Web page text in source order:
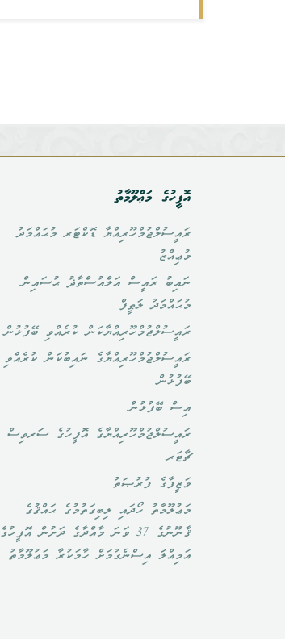
އޮފީހުގެ މަޢްލޫމާތު
ރައީސުލްޖުމްހޫރިއްޔާ ޑޮކްޓަރ މުޙައްމަދު
މުޢިއްޒު
ނައިބު ރައީސް އަލްއުސްތާޛު ޙުސައިން
މުޙައްމަދު ލަޠީފް
ރައީސުލްޖުމްހޫރިއްޔާކަން ކުރެއްވި ބޭފުޅުން
ރައީސުލްޖުމްހޫރިއްޔާގެ ނައިބުކަން ކުރެއްވި
ބޭފުޅުން
އިސް ބޭފުޅުން
ރައީސުލްޖުމްހޫރިއްޔާގެ އޮފީހުގެ ސަރވިސް
ޗާޓަރ
ވަޒީފާގެ ފުރުޞަތު
މަޢުލޫމާތު ހޯދައި ލިބިގަތުމުގެ ޙައްޤުގެ
ޤާނޫނުގެ 37 ވަނަ މާއްދާގެ ދަށުން އޮފީހުގެ
އަމިއްލަ އިސްނެގުމަށް ހާމަކުރާ މަޢުލޫމާތު